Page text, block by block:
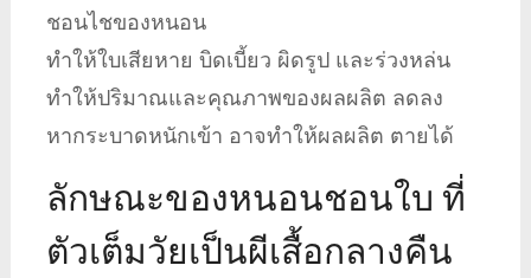
ชอนไชของหนอน
ทำให้ใบเสียหาย บิดเบี้ยว ผิดรูป และร่วงหล่น
ทำให้ปริมาณและคุณภาพของผลผลิต ลดลง
หากระบาดหนักเข้า อาจทำให้ผลผลิต ตายได้
ลักษณะของหนอนชอนใบ ที่
ตัวเต็มวัยเป็นผีเสื้อกลางคืน